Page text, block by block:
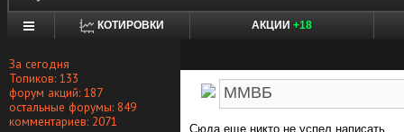
КОТИРОВКИ АКЦИИ +18
За сегодня
Топиков: 133
форум акций: 187
остальные форумы: 849
комментариев: 2071
Сюда еще никто не успел написать